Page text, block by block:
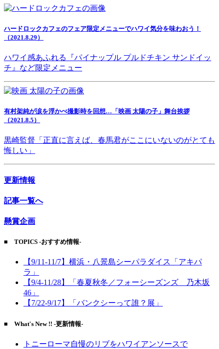
ハードロックカフェのフェア限定メニューでハワイ気分を味わおう！
（2021.8.29）
ハワイ感あふれる『パイナップル プルドチキン サンドイッ
チ』など限定メニュー
有村架純が涙を浮かべ撮影時を回想…「映画 太陽の子」舞台挨拶
（2021.8.5）
黒崎監督「正直に言えば、春馬君がここにいないのがとても
悔しい」
更新情報
記事一覧へ
懸賞企画
■ TOPICS -おすすめ情報-
【9/11-11/7】横浜・八景島シーパラダイス「アキパ
ラ」
【9/4-11/28】「春夏秋冬／フォーシーズンズ 乃木坂
46」
【7/22-9/17】「バンクシーって誰？展」
■ What's New !! -更新情報-
トニーローマ自慢のリブをハワイアンソースで